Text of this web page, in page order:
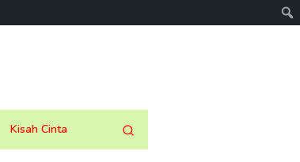
Kisah Cinta